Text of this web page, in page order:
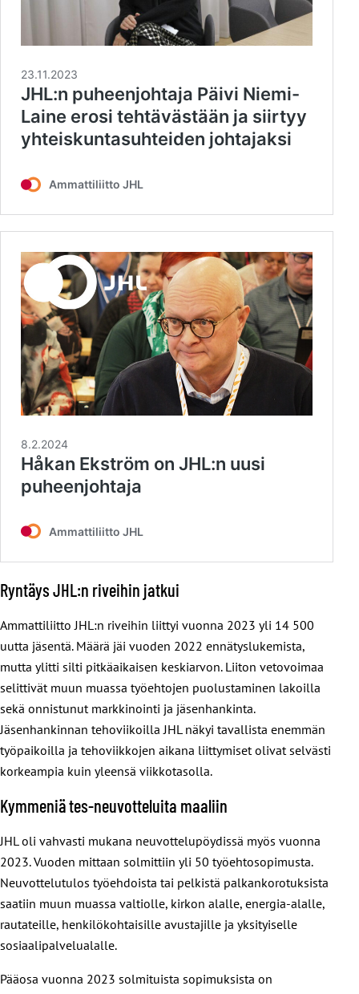
Ryntäys JHL:n riveihin jatkui
Ammattiliitto JHL:n riveihin liittyi vuonna 2023 yli 14 500
uutta jäsentä. Määrä jäi vuoden 2022 ennätyslukemista,
mutta ylitti silti pitkäaikaisen keskiarvon. Liiton vetovoimaa
selittivät muun muassa työehtojen puolustaminen lakoilla
sekä onnistunut markkinointi ja jäsenhankinta.
Jäsenhankinnan tehoviikoilla JHL näkyi tavallista enemmän
työpaikoilla ja tehoviikkojen aikana liittymiset olivat selvästi
korkeampia kuin yleensä viikkotasolla.
Kymmeniä tes-neuvotteluita maaliin
JHL oli vahvasti mukana neuvottelupöydissä myös vuonna
2023. Vuoden mittaan solmittiin yli 50 työehtosopimusta.
Neuvottelutulos työehdoista tai pelkistä palkankorotuksista
saatiin muun muassa valtiolle, kirkon alalle, energia-alalle,
rautateille, henkilökohtaisille avustajille ja yksityiselle
sosiaalipalvelualalle.
Pääosa vuonna 2023 solmituista sopimuksista on